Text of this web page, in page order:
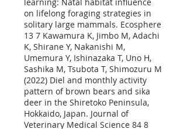
on lifelong foraging strategies in
solitary large mammals. Ecosphere
13 7 Kawamura K, Jimbo M, Adachi
K, Shirane Y, Nakanishi M,
Umemura Y, Ishinazaka T, Uno H,
Sashika M, Tsubota T, Shimozuru M
(2022) Diel and monthly activity
pattern of brown bears and sika
deer in the Shiretoko Peninsula,
Hokkaido, Japan. Journal of
Veterinary Medical Science 84 8